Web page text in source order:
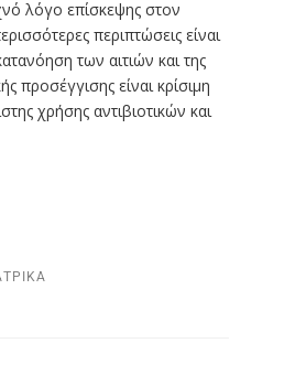
λόγο επίσκεψης στον
περιπτώσεις είναι
των αιτιών και της
προσέγγισης είναι κρίσιμη
χρήσης αντιβιοτικών και